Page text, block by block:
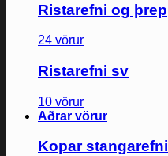
Ristarefni og þrep
24 vörur
Ristarefni sv
10 vörur
Aðrar vörur
Kopar stangarefni